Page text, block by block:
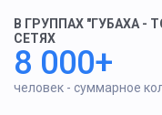
В ГРУППАХ "ГУБАХА -
СЕТЯХ
8 000+
человек - суммарное